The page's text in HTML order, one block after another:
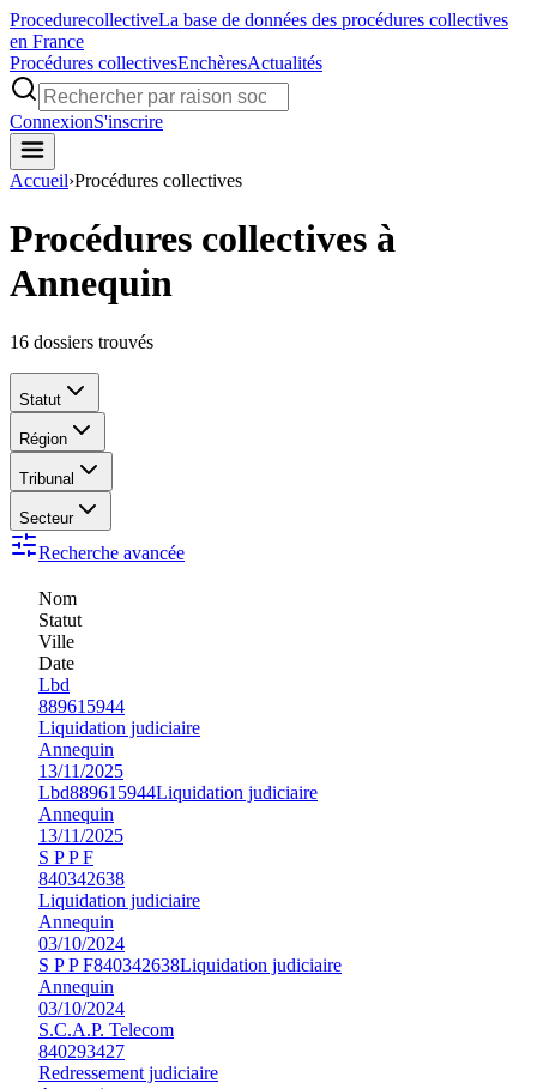
ProcedurecollectiveLa base de données des procédures collectives
en France
Procédures collectivesEnchèresActualités
ConnexionS'inscrire
Accueil›Procédures collectives
Procédures collectives à
Annequin
16 dossiers trouvés
Statut
Région
Tribunal
Secteur
Recherche avancée
Nom
Statut
Ville
Date
Lbd
889615944
Liquidation judiciaire
Annequin
13/11/2025
Lbd889615944Liquidation judiciaire
Annequin
13/11/2025
S P P F
840342638
Liquidation judiciaire
Annequin
03/10/2024
S P P F840342638Liquidation judiciaire
Annequin
03/10/2024
S.C.A.P. Telecom
840293427
Redressement judiciaire